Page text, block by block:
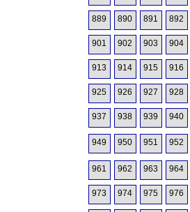
889 890 891 892
901 902 903 904
913 914 915 916
925 926 927 928
937 938 939 940
949 950 951 952
961 962 963 964
973 974 975 976